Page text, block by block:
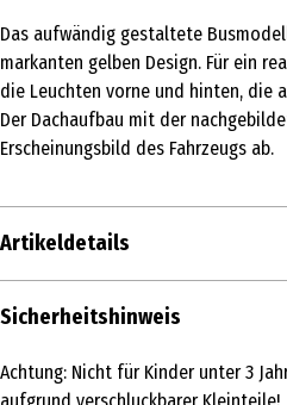
Das aufwändig gestaltete
markanten gelben Design. Für ein
die Leuchten vorne und hinten,
Der Dachaufbau mit der
Erscheinungsbild des Fahrzeugs ab.
Artikeldetails
Inhalt
Produkttyp
Sicherheitshinweis
Achtung: Nicht für Kinder unter 3